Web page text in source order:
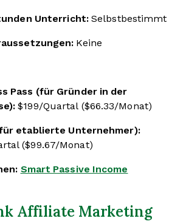
Unterricht:Selbstbestimmt
Keine
Pass (für Gründer in der
$199/Quartal ($66.33/Monat)
etablierte Unternehmer):
($99.67/Monat)
Smart Passive Income
Affiliate Marketing